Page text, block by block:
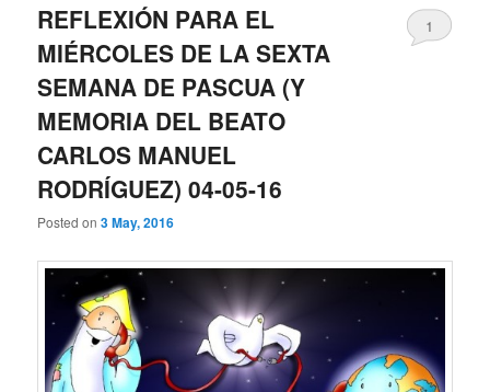
REFLEXIÓN PARA EL
MIÉRCOLES DE LA SEXTA
SEMANA DE PASCUA (Y
MEMORIA DEL BEATO
CARLOS MANUEL
RODRÍGUEZ) 04-05-16
Posted on3 May, 2016
1